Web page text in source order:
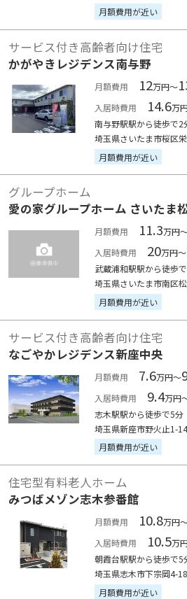
月額費用が近い
サービス付き高齢者向け住宅
かがやきレジデンス南与野
月額費用 12万円～
入居時費用
14.6万
南与野駅駅から徒歩で2
埼玉県さいたま市桜区
月額費用が近い
グループホーム
愛の家グループホーム さいたま
月額費用 11.3万円
入居時費用
20万円～
武蔵浦和駅駅から徒歩
埼玉県さいたま市南区
月額費用が近い
サービス付き高齢者向け住宅
なごやかレジデンス新座中央
月額費用 7.6万円～
入居時費用
9.4万円
志木駅駅から徒歩で5分
埼玉県新座市野火止1-
月額費用が近い
住宅型有料老人ホーム
みつばメゾン志木参番館
月額費用 10.8万円
入居時費用
10.5万
朝霞台駅駅から徒歩で5
埼玉県志木市下宗岡4-
月額費用が近い